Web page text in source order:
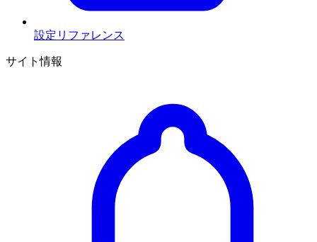
設定リファレンス
サイト情報